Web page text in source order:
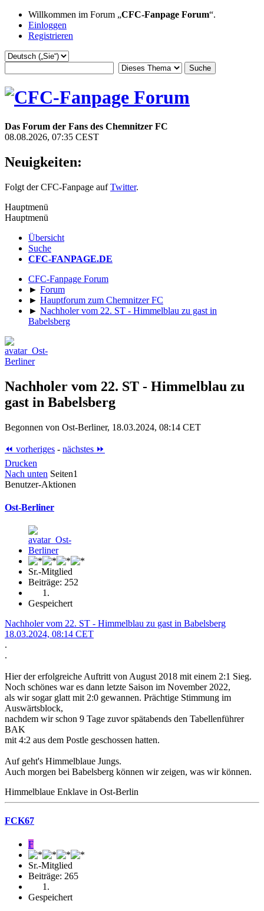
Willkommen im Forum „CFC-Fanpage Forum“.
Einloggen
Registrieren
Das Forum der Fans des Chemnitzer FC
08.08.2026, 07:35 CEST
Neuigkeiten:
Folgt der CFC-Fanpage aufTwitter.
Hauptmenü
Hauptmenü
Übersicht
Suche
CFC-FANPAGE.DE
CFC-Fanpage Forum
► Forum
► Hauptforum zum Chemnitzer FC
► Nachholer vom 22. ST - Himmelblau zu gast in
Babelsberg
Nachholer vom 22. ST - Himmelblau zu
gast in Babelsberg
Begonnen von Ost-Berliner, 18.03.2024, 08:14 CET
⏪ vorheriges - nächstes ⏩
Drucken
Nach unten Seiten1
Benutzer-Aktionen
Ost-Berliner
Sr.-Mitglied
Beiträge: 252
Gespeichert
Nachholer vom 22. ST - Himmelblau zu gast in Babelsberg
18.03.2024, 08:14 CET
.
.
Hier der erfolgreiche Auftritt von August 2018 mit einem 2:1 Sieg.
Noch schönes war es dann letzte Saison im November 2022,
als wir sogar glatt mit 2:0 gewannen. Prächtige Stimmung im
Auswärtsblock,
nachdem wir schon 9 Tage zuvor spätabends den Tabellenführer
BAK
mit 4:2 aus dem Postle geschossen hatten.
Auf geht's Himmelblaue Jungs.
Auch morgen bei Babelsberg können wir zeigen, was wir können.
Himmelblaue Enklave in Ost-Berlin
FCK67
F
Sr.-Mitglied
Beiträge: 265
Gespeichert